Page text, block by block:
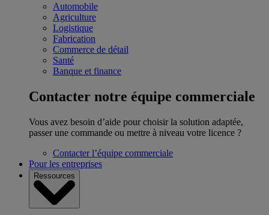
Automobile
Agriculture
Logistique
Fabrication
Commerce de détail
Santé
Banque et finance
Contacter notre équipe commerciale
Vous avez besoin d’aide pour choisir la solution adaptée,
passer une commande ou mettre à niveau votre licence ?
Contacter l’équipe commerciale
Pour les entreprises
Ressources